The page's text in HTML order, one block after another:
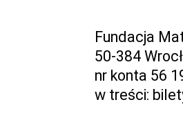
Fundacja
50-384
nr konta 56
w treści: